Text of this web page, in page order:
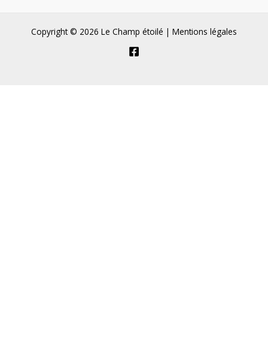
Copyright © 2026 Le Champ étoilé | Mentions légales